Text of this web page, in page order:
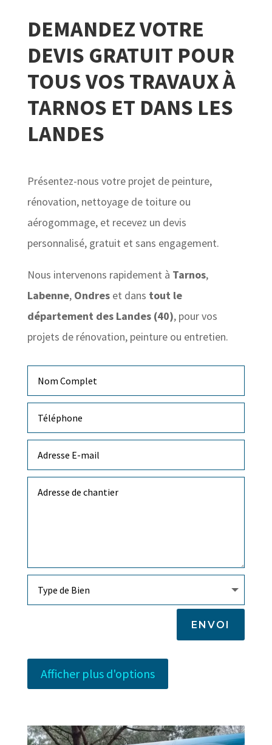
DEMANDEZ VOTRE
DEVIS GRATUIT POUR
TOUS VOS TRAVAUX À
TARNOS ET DANS LES
LANDES
Présentez-nous votre projet de peinture,
rénovation, nettoyage de toiture ou
aérogommage, et recevez un devis
personnalisé, gratuit et sans engagement.
Nous intervenons rapidement à Tarnos,
Labenne, Ondres et dans tout le
département des Landes (40), pour vos
projets de rénovation, peinture ou entretien.
ENVOI
Afficher plus d'options